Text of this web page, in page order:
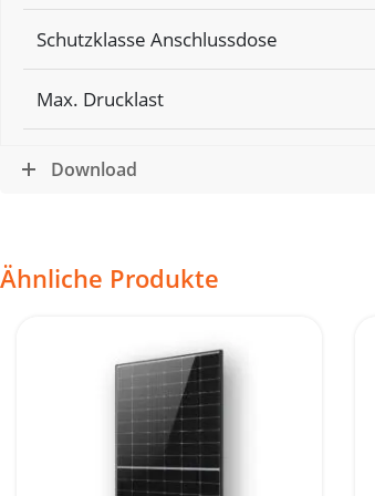
Schutzklasse Anschlussdose
Max. Drucklast
Download
Ähnliche Produkte